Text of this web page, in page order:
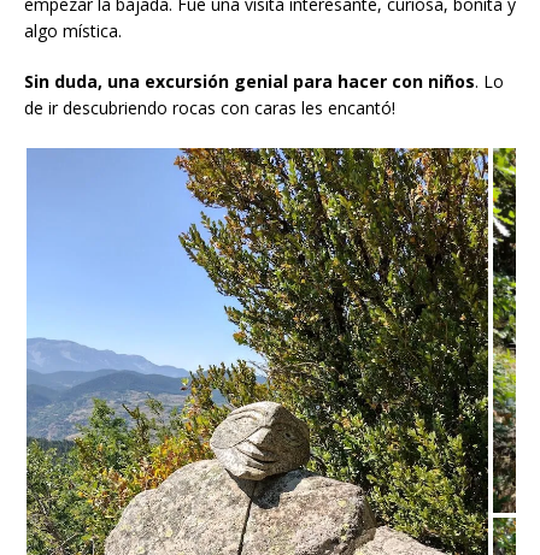
algo mística.
Sin duda, una excursión genial para hacer con niños. Lo
de ir descubriendo rocas con caras les encantó!